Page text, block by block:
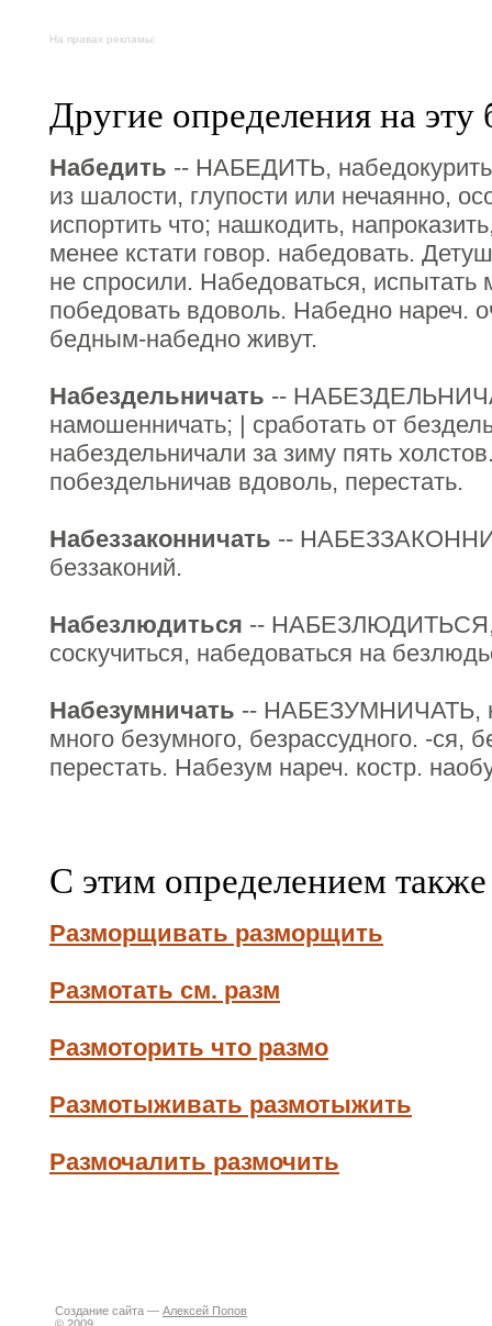
На правах рекламы:
Другие определения на эту
Набедить -- НАБЕДИТЬ, набедокурить
из шалости, глупости или нечаянно,
испортить что; нашкодить,
менее кстати говор. набедовать.
не спросили. Набедоваться, испытать
победовать вдоволь. Набедно нареч.
бедным-набедно живут.
Набездельничать --
намошенничать; | сработать от
набездельничали за зиму пять
побездельничав вдоволь, перестать.
Набеззаконничать --
беззаконий.
Набезлюдиться -- НАБЕЗЛЮДИТЬСЯ,
соскучиться, набедоваться на
Набезумничать -- НАБЕЗУМНИЧАТЬ,
много безумного, безрассудного. -ся,
перестать. Набезум нареч. костр.
С этим определением
Разморщивать разморщить
Размотать см. разм
Размоторить что размо
Размотыживать размотыжить
Размочалить размочить
Создание сайта — Алексей Попов